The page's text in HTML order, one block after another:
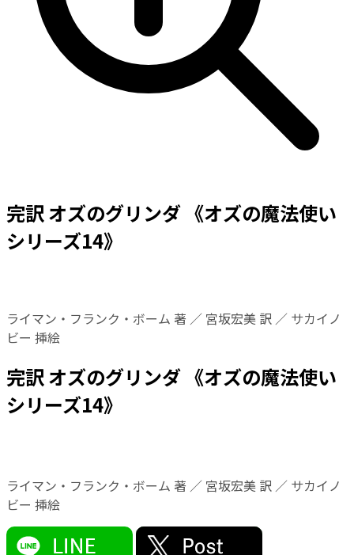
完訳 オズのグリンダ 《オズの魔法使い
シリーズ14》
ライマン・フランク・ボーム 著 ／ 宮坂宏美 訳 ／ サカイノ
ビー 挿絵
完訳 オズのグリンダ 《オズの魔法使い
シリーズ14》
ライマン・フランク・ボーム 著 ／ 宮坂宏美 訳 ／ サカイノ
ビー 挿絵